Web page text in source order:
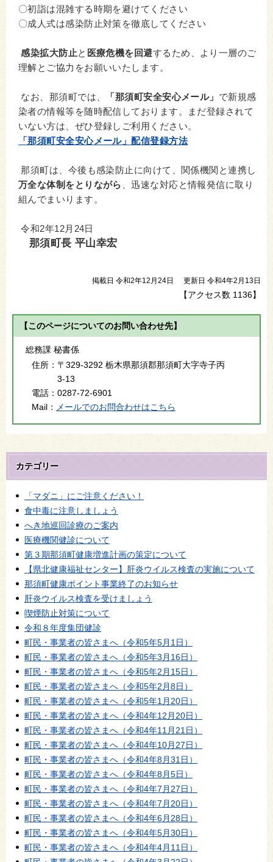
〇初詣は混雑する時期を避けてください
〇成人式は感染防止対策を徹底してください
感染拡大防止と 医療危機を回避するため、より一層のご
理解とご協力をお願いいたします。
なお、那須町では、 「那須町安全安心メール」 で新規感
染者の情報等を随時配信しております。まだ登録されて
いない方は、ぜひ登録しご利用ください。
「那須町安全安心メール」配信登録方法
那須町は、今後も感染防止に向けて、関係機関と連携し
万全な体制をとりながら
、迅速な対応と情報発信に取り
組んでまいります。
令和2年12月24日
那須町長 平山幸宏
掲載日 令和2年12月24日 更新日 令和4年2月13日
【アクセス数 1136】
【このページについてのお問い合わせ先】
総務課 秘書係
住所： 〒329-3292 栃木県那須郡那須町大字寺子丙
3-13
電話： 0287-72-6901
Mail：
メールでのお問合わせはこちら
カテゴリー
「マダニ」にご注意ください！
食中毒に注意しましょう
へき地巡回診療のご案内
医療機関健診について
第３期那須町健康増進計画の策定について
【県北健康福祉センター】肝炎ウイルス検査の実施について
那須町健康ポイント事業終了のお知らせ
肝炎ウイルス検査を受けましょう
喫煙防止対策について
令和８年度集団健診
町民・事業者の皆さまへ（令和5年5月1日）
町民・事業者の皆さまへ（令和5年3月16日）
町民・事業者の皆さまへ（令和5年2月15日）
町民・事業者の皆さまへ（令和5年2月8日）
町民・事業者の皆さまへ（令和5年1月20日）
町民・事業者の皆さまへ（令和4年12月20日）
町民・事業者の皆さまへ（令和4年11月21日）
町民・事業者の皆さまへ（令和4年10月27日）
町民・事業者の皆さまへ（令和4年8月31日）
町民・事業者の皆さまへ（令和4年8月5日）
町民・事業者の皆さまへ（令和4年7月27日）
町民・事業者の皆さまへ（令和4年7月20日）
町民・事業者の皆さまへ（令和4年6月28日）
町民・事業者の皆さまへ（令和4年5月30日）
町民・事業者の皆さまへ（令和4年4月11日）